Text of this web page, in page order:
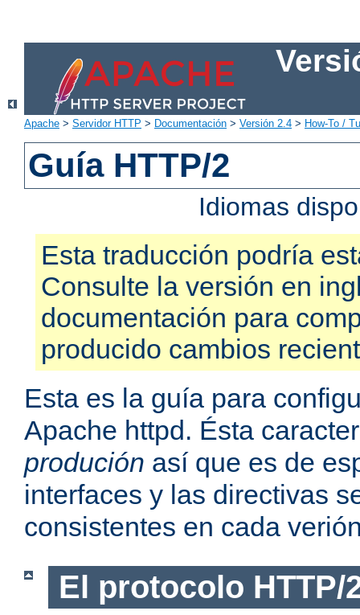
Apache > Servidor HTTP > Documentación > Versión 2.4 > How-To /
Guía HTTP/2
Idiomas
Esta traducción podría
Consulte la versión en
documentación para
producido cambios
Esta es la guía para
Apache httpd. Ésta
produción así que es de
interfaces y las directivas
consistentes en cada
El protocolo HTTP/